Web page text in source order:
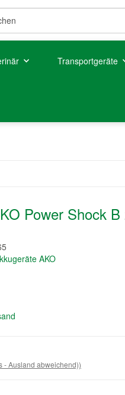
Transportgeräte
Power Shock B
AKO
- Ausland abweichend))